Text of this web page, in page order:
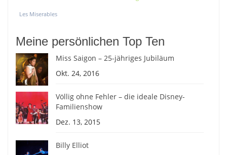
Les Miserables
Meine persönlichen Top Ten
Miss Saigon – 25-jähriges Jubiläum
Okt. 24, 2016
Völlig ohne Fehler – die ideale Disney-
Familienshow
Dez. 13, 2015
Billy Elliot